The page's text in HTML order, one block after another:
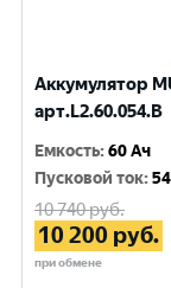
Аккумулятор
арт.L2.60.054.B
Емкость:60 Ач
Пусковой ток:
10 740руб.
10 200 руб.
при обмене